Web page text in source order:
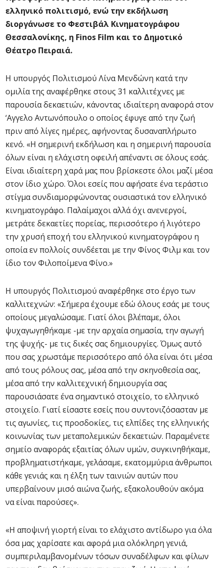
ελληνικό πολιτισμό, ενώ την εκδήλωση
διοργάνωσε το Φεστιβάλ Κινηματογράφου
Θεσσαλονίκης, η Finos Film και το Δημοτικό
Θέατρο Πειραιά.
Η υπουργός Πολιτισμού Λίνα Μενδώνη κατά την
ομιλία της αναφέρθηκε στους 31 καλλιτέχνες με
παρουσία δεκαετιών, κάνοντας ιδιαίτερη αναφορά στον
‘Αγγελο Αντωνόπουλο ο οποίος έφυγε από την ζωή
πριν από λίγες ημέρες, αφήνοντας δυσαναπλήρωτο
κενό. «Η σημερινή εκδήλωση και η σημερινή παρουσία
όλων είναι η ελάχιστη οφειλή απέναντι σε όλους εσάς.
Είναι ιδιαίτερη χαρά μας που βρίσκεστε όλοι μαζί μέσα
στον ίδιο χώρο. Όλοι εσείς που αφήσατε ένα τεράστιο
στίγμα συνδιαμορφώνοντας ουσιαστικά τον ελληνικό
κινηματογράφο. Παλαίμαχοι αλλά όχι ανενεργοί,
μετράτε δεκαετίες πορείας, περισσότερο ή λιγότερο
την χρυσή εποχή του ελληνικού κινηματογράφου η
οποία εν πολλοίς συνδέεται με την Φίνος Φιλμ και τον
ίδιο τον Φιλοποίμενα Φίνο.»
Η υπουργός Πολιτισμού αναφέρθηκε στο έργο των
καλλιτεχνών: «Σήμερα έχουμε εδώ όλους εσάς με τους
οποίους μεγαλώσαμε. Γιατί όλοι βλέπαμε, όλοι
ψυχαγωγηθήκαμε -με την αρχαία σημασία, την αγωγή
της ψυχής- με τις δικές σας δημιουργίες. Όμως αυτό
που σας χρωστάμε περισσότερο από όλα είναι ότι μέσα
από τους ρόλους σας, μέσα από την σκηνοθεσία σας,
μέσα από την καλλιτεχνική δημιουργία σας
παρουσιάσατε ένα σημαντικό στοιχείο, το ελληνικό
στοιχείο. Γιατί είσαστε εσείς που συντονιζόσασταν με
τις αγωνίες, τις προσδοκίες, τις ελπίδες της ελληνικής
κοινωνίας των μεταπολεμικών δεκαετιών. Παραμένετε
σημείο αναφοράς εξαιτίας όλων υμών, συγκινηθήκαμε,
προβληματιστήκαμε, γελάσαμε, εκατομμύρια άνθρωποι
κάθε γενιάς και η έλξη των ταινιών αυτών που
υπερβαίνουν μισό αιώνα ζωής, εξακολουθούν ακόμα
να είναι παρούσες».
«Η αποψινή γιορτή είναι το ελάχιστο αντίδωρο για όλα
όσα μας χαρίσατε και αφορά μια ολόκληρη γενιά,
συμπεριλαμβανομένων τόσων συναδέλφων και φίλων